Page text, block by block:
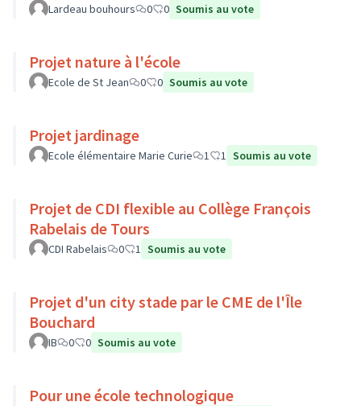
Lardeau bouhours 0 0 Soumis au vote
Projet nature à l'école
Ecole de St Jean 0 0 Soumis au vote
Projet jardinage
Ecole élémentaire Marie Curie 1 1 Soumis au vote
Projet de CDI flexible au Collège François
Rabelais de Tours
CDI Rabelais 0 1 Soumis au vote
Projet d'un city stade par le CME de l'Île
Bouchard
IB 0 0 Soumis au vote
Pour une école technologique